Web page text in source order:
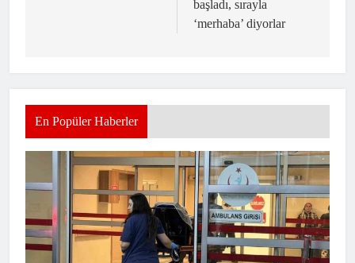
başladı, sırayla
‘merhaba’ diyorlar
En Popüler Haberler